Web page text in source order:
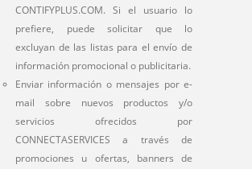
CONTIFYPLUS.COM. Si el usuario lo
prefiere, puede solicitar que lo
excluyan de las listas para el envío de
información promocional o publicitaria.
Enviar información o mensajes por e-
mail sobre nuevos productos y/o
servicios ofrecidos por
CONNECTASERVICES a través de
promociones u ofertas, banners de